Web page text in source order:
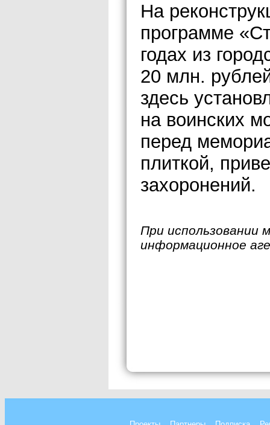
На
программе
годах из
20 млн.
здесь
на воинских
перед
плиткой,
захоронений.
При использовании
информационное